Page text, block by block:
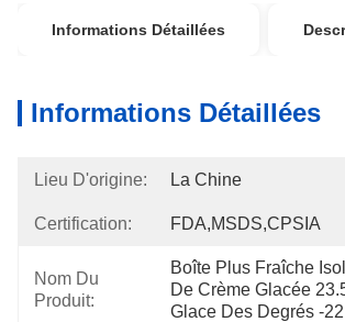
Informations Détaillées
Informations Détaillées
Lieu D'origine: La Chine
Certification: FDA,MSDS,CPSIA
Nom Du
Produit:
Boîte Plus Fraîche
De Crème Glacée
Glace Des Degrés -22